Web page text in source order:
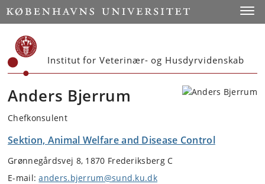
Start
Institut for Veterinær- og Husdyrvidenskab
Anders Bjerrum
Chefkonsulent
Sektion, Animal Welfare and Disease Control
Grønnegårdsvej 8, 1870 Frederiksberg C
E-mail:anders.bjerrum@sund.ku.dk